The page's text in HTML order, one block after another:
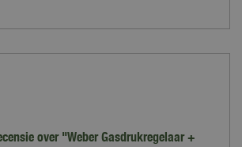
over "Weber Gasdrukregelaar +